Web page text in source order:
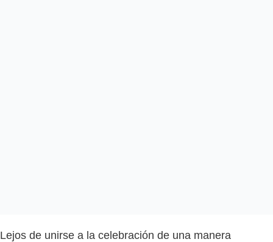
Lejos de unirse a la celebración de una manera